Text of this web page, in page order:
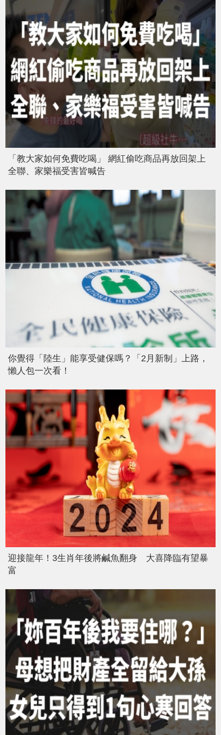
「教大家如何免費吃喝」 網紅偷吃商品再放回架上
全聯、家樂福受害皆喊告
你覺得「陸生」能享受健保嗎？「2月新制」上路，
懶人包一次看！
迎接龍年！3生肖年後將鹹魚翻身 大喜降臨有望暴
富